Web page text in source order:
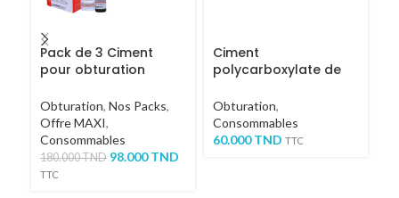
Pack de 3 Ciment
pour obturation
Obturation, Nos Packs,
Offre MAXI,
Consommables
180.000TND 98.000TND
TTC
Ciment
polycarboxylate de
Obturation,
Consommables
60.000TND TTC